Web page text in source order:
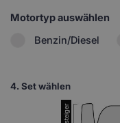
Motortyp auswählen
Benzin/Diesel
4. Set wählen